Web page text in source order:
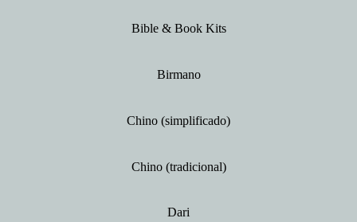
Bible & Book Kits
Birmano
Chino (simplificado)
Chino (tradicional)
Dari